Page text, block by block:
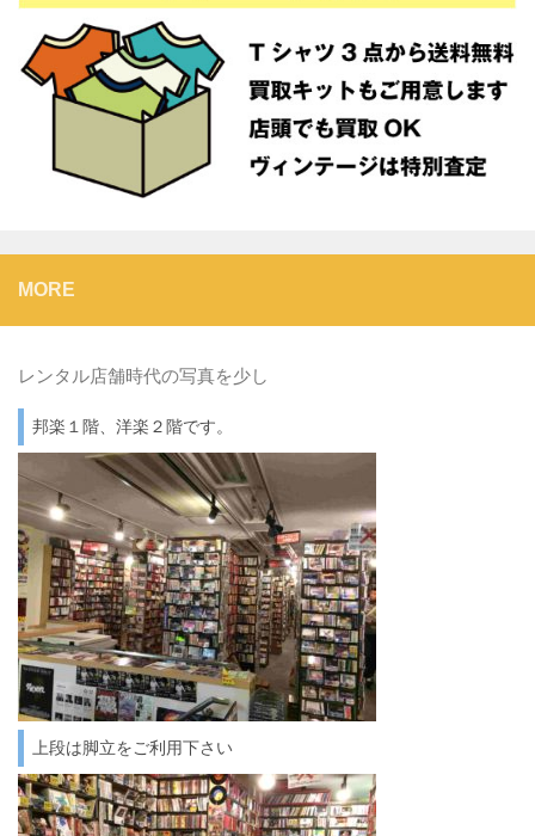
MORE
レンタル店舗時代の写真を少し
邦楽１階、洋楽２階です。
上段は脚立をご利用下さい